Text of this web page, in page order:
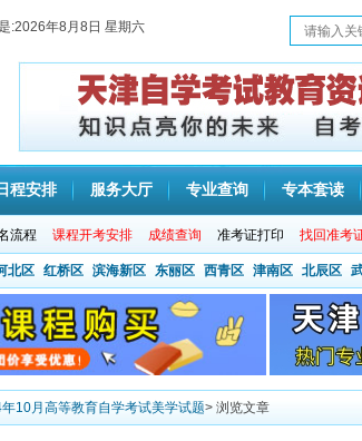
:2026年8月8日 星期六
程安排 服务大厅 专业查询 专本套读
流程 课程开考安排 成绩查询 准考证打印 找回准考
北区 红桥区 滨海新区 东丽区 西青区 津南区 北辰区
10月高等教育自学考试美学试题> 浏览文章